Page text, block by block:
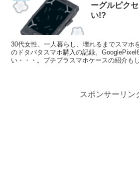
ーグルピク
い!?
30代女性、一人暮らし、壊れるまでスマホ
のドタバタスマホ購入の記録。
い・・・。プチプラスマホケースの紹介も
スポンサーリン